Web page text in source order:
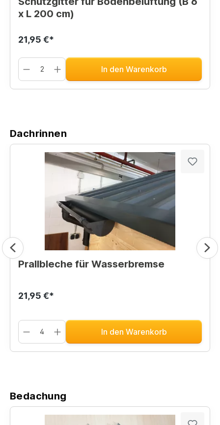
x L 200 cm)
21,95 €*
In den Warenkorb
Dachrinnen
Prallbleche für Wasserbremse
21,95 €*
In den Warenkorb
Bedachung